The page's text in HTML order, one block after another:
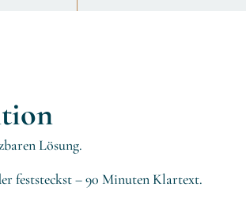
Lösung.
feststeckst – 90 Minuten Klartext.